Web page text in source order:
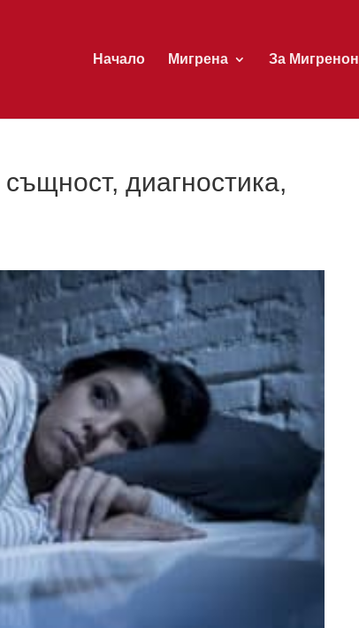
Начало Мигрена За Мигренон
диагностика,